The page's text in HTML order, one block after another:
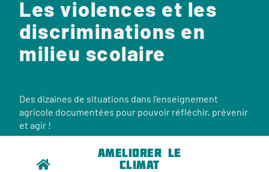
Les violences et les
discriminations en
milieu scolaire
Des dizaines de situations dans l'enseignement
agricole documentées pour pouvoir réfléchir, prévenir
et agir !
AMELIORER LE
CLIMAT